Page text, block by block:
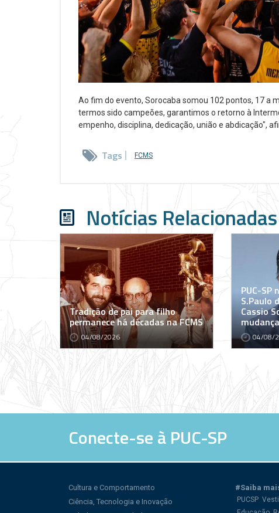
Ao fim do evento, Sorocaba somou 102 pontos, 17 a
termos sido campeões, garantimos o retorno à
empenho, disciplina, dedicação, união e abdicação",
Tags FCMS
Notícias Relacionadas
Tradição de pai para filho
permanece há décadas na FCMS
04/08/2026
PUC-SP
S.Paulo
Cassio
04/08/
Conecte-se à PUC-SP
Cultura e Comportamento
Ciência, Tecnologia e Inovação
#Saiba
PUCSP